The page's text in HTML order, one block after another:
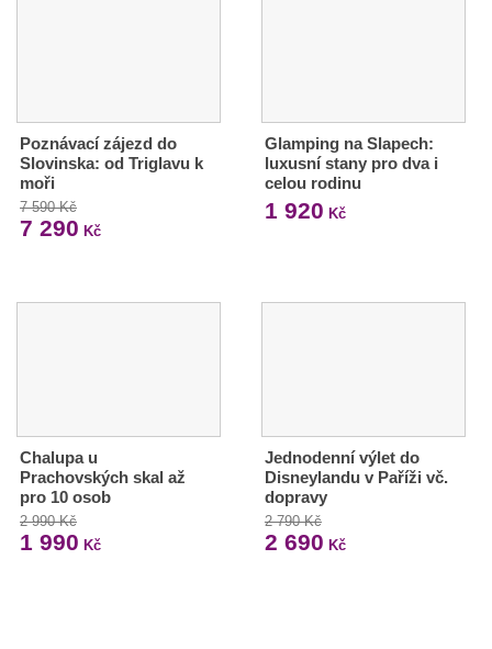
Poznávací zájezd do
Slovinska: od Triglavu k
moři
7 590 Kč
7 290 Kč
Glamping na Slapech:
luxusní stany pro dva i
celou rodinu
1 920 Kč
Chalupa u
Prachovských skal až
pro 10 osob
2 990 Kč
1 990 Kč
Jednodenní výlet do
Disneylandu v Paříži vč.
dopravy
2 790 Kč
2 690 Kč